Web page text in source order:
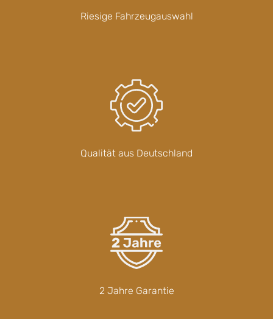
Riesige Fahrzeugauswahl
Qualität aus Deutschland
2 Jahre Garantie